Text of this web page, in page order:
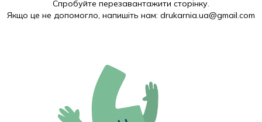
Спробуйте перезавантажити сторінку.
Якщо це не допомогло, напишіть нам: drukarnia.ua@gmail.com